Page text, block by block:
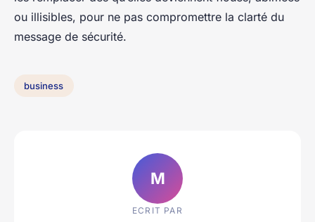
ou illisibles, pour ne pas compromettre la clarté du
message de sécurité.
business
M
ECRIT PAR